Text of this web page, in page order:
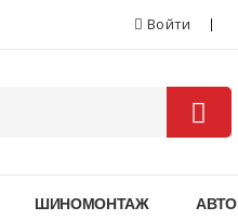
Войти
ШИНОМОНТАЖ